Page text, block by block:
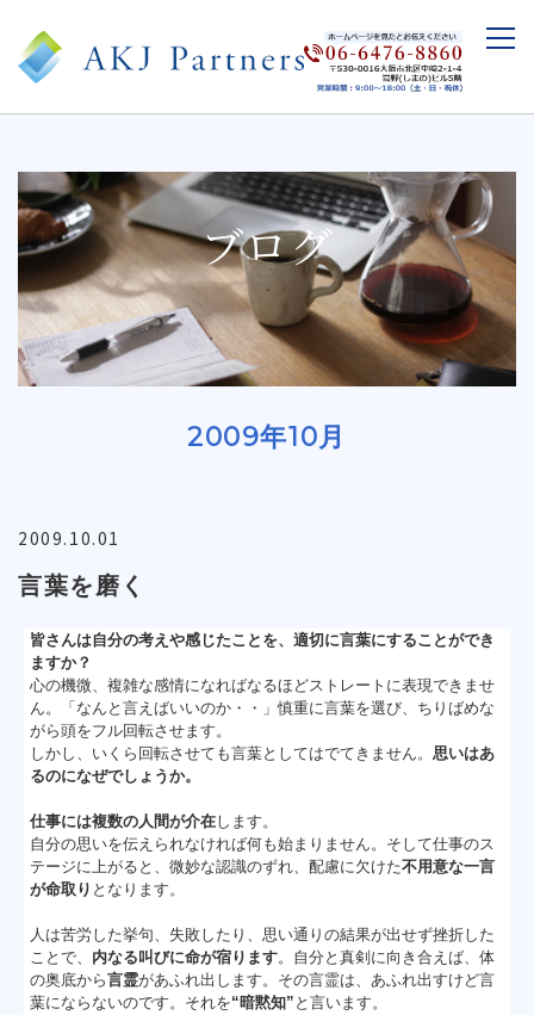
ブログ
2009年10月
2009.10.01
言葉を磨く
皆さんは自分の考えや感じたことを、適切に言葉にすることができ
ますか？
心の機微、複雑な感情になればなるほどストレートに表現できませ
ん。「なんと言えばいいのか・・」慎重に言葉を選び、ちりばめな
がら頭をフル回転させます。
しかし、いくら回転させても言葉としてはでてきません。 思いはあ
るのになぜでしょうか。
仕事には複数の人間が介在します。
自分の思いを伝えられなければ何も始まりません。そして仕事のス
テージに上がると、微妙な認識のずれ、配慮に欠けた不用意な一言
が命取り となります。
人は苦労した挙句、失敗したり、思い通りの結果が出せず挫折した
ことで、 内なる叫びに命が宿ります。自分と真剣に向き合えば、体
の奥底から言霊があふれ出します。その言霊は、あふれ出すけど言
葉にならないのです。それを“暗黙知” と言います。